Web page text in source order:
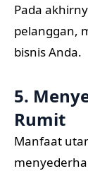
Pada
pelanggan,
bisnis Anda.
5.
Rumit
Manfaat